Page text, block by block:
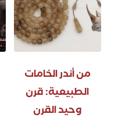
من أندر الخامات
الطبيعية: قرن
وحيد القرن